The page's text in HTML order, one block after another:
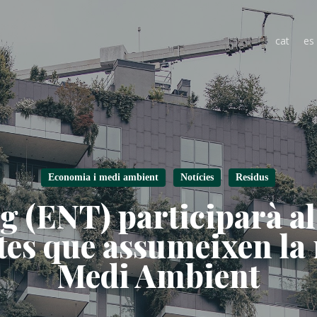
cat es
Economia i medi ambient Notícies Residus
(ENT) participarà
que assumeixen
Medi Ambient